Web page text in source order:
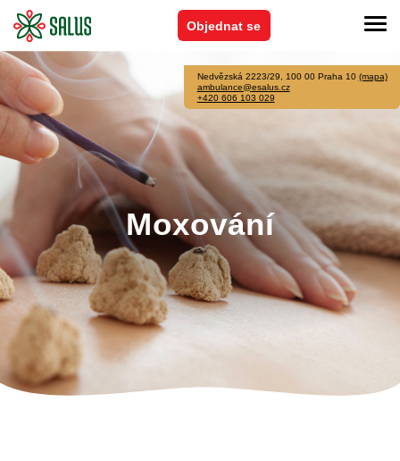
Objednat se
Nedvězská 2223/29, 100 00 Praha 10 (mapa)
ambulance@esalus.cz
+420 606 103 029
Moxování